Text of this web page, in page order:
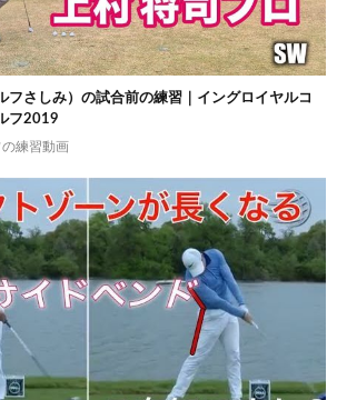
フさしみ）の試合前の練習｜イングロイヤルコ
フ2019
の練習動画